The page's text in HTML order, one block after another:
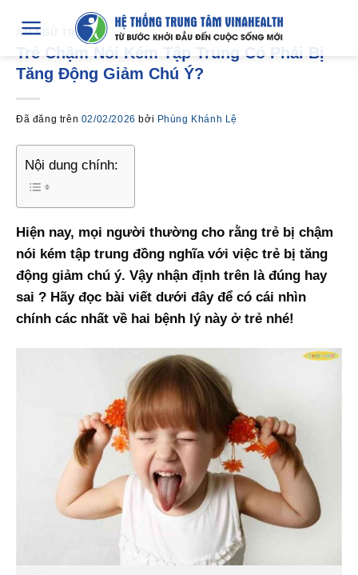
dung
ÂM NGỮ TRỊ LIỆU
Trẻ Chậm Nói Kém Tập Trung Có Phải Bị
Tăng Động Giảm Chú Ý?
Đã đăng trên 02/02/2026 bởi Phùng Khánh Lệ
Nội dung chính:
Hiện nay, mọi người thường cho rằng trẻ bị chậm
nói kém tập trung đồng nghĩa với việc trẻ bị tăng
động giảm chú ý. Vậy nhận định trên là đúng hay
sai ? Hãy đọc bài viết dưới đây để có cái nhìn
chính các nhất về hai bệnh lý này ở trẻ nhé!